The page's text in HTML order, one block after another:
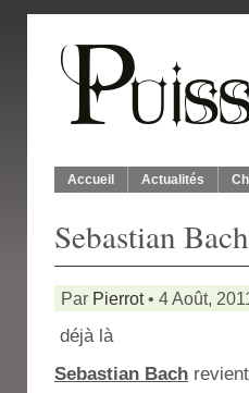
Accueil Actualités
Sebastian
Par Pierrot• 4 Août,
déjà là
Sebastian Bach